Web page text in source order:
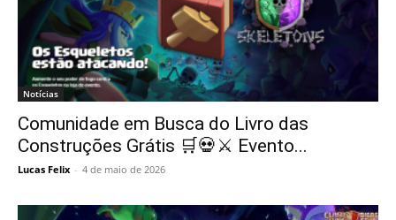
Notícias
Comunidade em Busca do Livro das
Construções Grátis 🛒💀⚔️ Evento...
Lucas Felix - 4 de maio de 2026